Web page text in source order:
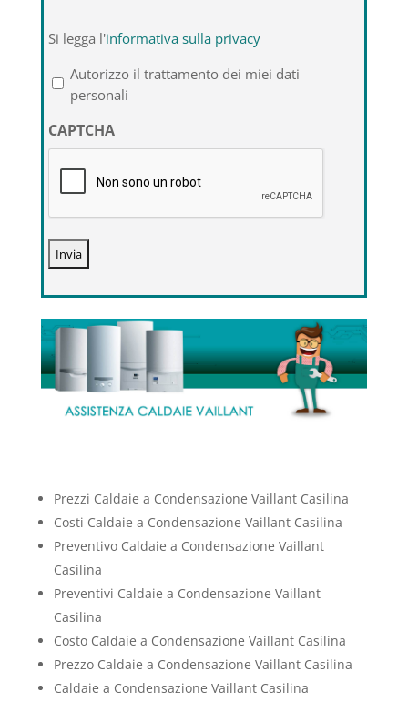
legga
l'informativa
sulla
privacy
*
Si legga l'informativa sulla privacy
Autorizzo il trattamento dei miei dati
personali
CAPTCHA
Prezzi Caldaie a Condensazione Vaillant Casilina
Costi Caldaie a Condensazione Vaillant Casilina
Preventivo Caldaie a Condensazione Vaillant
Casilina
Preventivi Caldaie a Condensazione Vaillant
Casilina
Costo Caldaie a Condensazione Vaillant Casilina
Prezzo Caldaie a Condensazione Vaillant Casilina
Caldaie a Condensazione Vaillant Casilina